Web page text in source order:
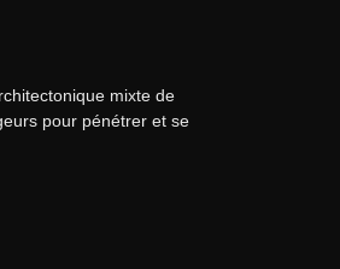
mixte de
pour pénétrer et se